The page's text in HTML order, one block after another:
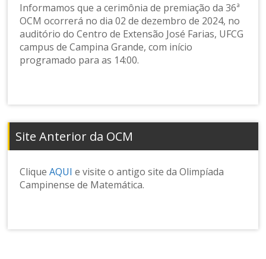
Informamos que a cerimônia de premiação da 36ª
OCM ocorrerá no dia 02 de dezembro de 2024, no
auditório do Centro de Extensão José Farias, UFCG
campus de Campina Grande, com início
programado para as 14:00.
Site Anterior da OCM
CliqueAQUI e visite o antigo site da Olimpíada
Campinense de Matemática.